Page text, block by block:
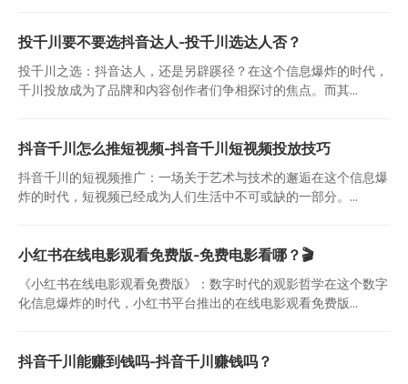
投千川要不要选抖音达人-投千川选达人否？
投千川之选：抖音达人，还是另辟蹊径？在这个信息爆炸的时代，
千川投放成为了品牌和内容创作者们争相探讨的焦点。而其...
抖音千川怎么推短视频-抖音千川短视频投放技巧
抖音千川的短视频推广：一场关于艺术与技术的邂逅在这个信息爆
炸的时代，短视频已经成为人们生活中不可或缺的一部分。...
小红书在线电影观看免费版-免费电影看哪？🎬
《小红书在线电影观看免费版》：数字时代的观影哲学在这个数字
化信息爆炸的时代，小红书平台推出的在线电影观看免费版...
抖音千川能赚到钱吗-抖音千川赚钱吗？